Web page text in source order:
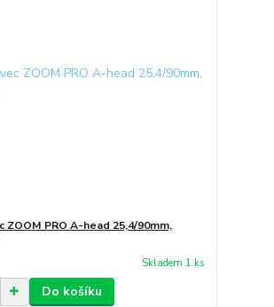
ZOOM PRO A-head 25,4/90mm,
Skladem 1 ks
Do košíku